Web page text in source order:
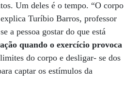
Um deles é o tempo. “O corpo
Turíbio Barros, professor
a pessoa gostar do que está
quando o exercício provoca
do corpo e desligar- se dos
captar os estímulos da